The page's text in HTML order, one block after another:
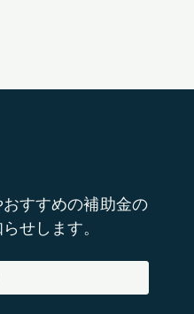
すすめの補助金の
せします。